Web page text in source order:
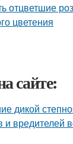
сайте:
дикой
и